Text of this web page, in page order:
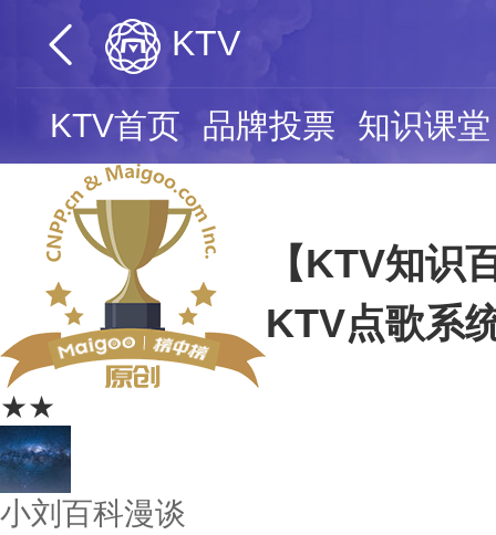
KTV
KTV首页 品牌投票 知识课堂
★★
【KTV知识
KTV点歌系
小刘百科漫谈